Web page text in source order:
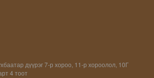
дүүрэг 7-р хороо, 11-р хороолол, 10Г
4 тоот